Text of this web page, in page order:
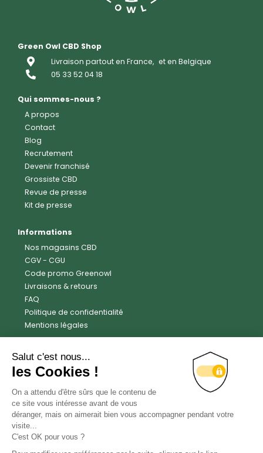
Green Owl CBD Shop
Livraison partout en France, et en Belgique
05 33 52 04 18
Qui sommes-nous ?
A propos
Contact
Blog
Recrutement
Devenir franchisé
Grossiste CBD
Revue de presse
Kit de presse
Informations
Nos magasins CBD
CGV- CGU
Code promo Greenowl
Livraisons & retours
FAQ
Politique de confidentialité
Mentions légales
Avis clients
Trustpilot